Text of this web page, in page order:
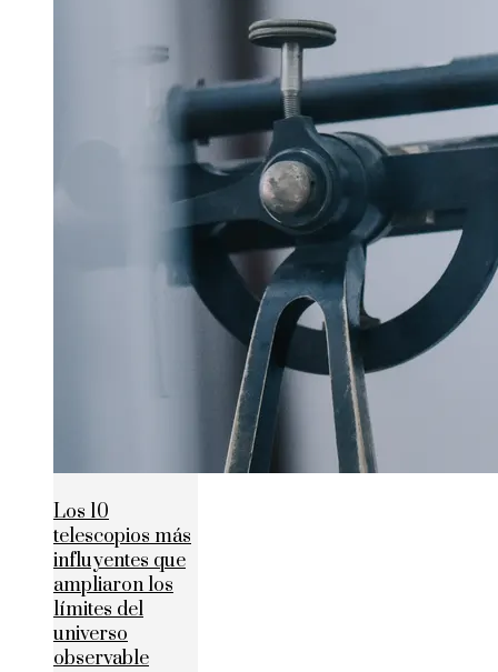
Los 10
telescopios más
influyentes que
ampliaron los
límites del
universo
observable